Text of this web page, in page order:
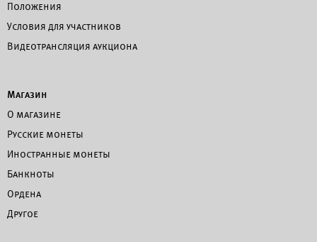
Положения
Условия для участников
Видеотрансляция аукциона
Магазин
О магазине
Русские монеты
Иностранные монеты
Банкноты
Ордена
Другое